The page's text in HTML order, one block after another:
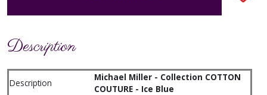
Description
Description
Michael Miller - Collection COTTON
COUTURE - Ice Blue